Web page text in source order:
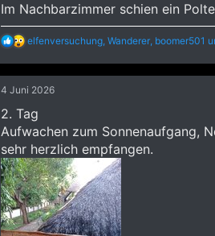
Im Nachbarzimmer schien ein
R
a
k
t
o
n
e
n
:
elfenversuchung, Wanderer, boomer501
4 Juni 2026
2. Tag
Aufwachen zum Sonnenaufgang,
sehr herzlich empfangen.